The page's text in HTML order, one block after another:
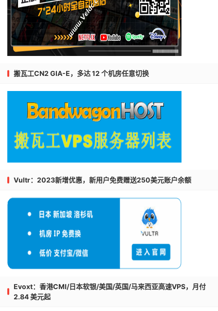
搬瓦工CN2 GIA-E，多达 12 个机房任意切换
Vultr：2023新增优惠，新用户免费赠送250美元账户余额
Evoxt：香港CMI/日本软银/美国/英国/马来西亚高速VPS，月付
2.84 美元起